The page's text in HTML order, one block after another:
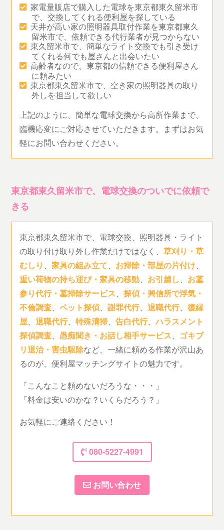
家電量販店で購入した電球を東京都東久留米市
で、交換してくれる便利屋を探している
天井が高い家の照明器具取付作業を東京都東久
留米市で、依頼できる代行業者が見つからない
東久留米市で、簡単なライト交換でも引き受け
てくれる何でも屋さんと出会いたい
高齢者なので、東京都の信頼できる便利屋さん
に頼みたい
東京都東久留米市で、空き家の照明器具の取り
外しを担当して欲しい
上記のように、簡単な電球交換から高所作業まで、
臨機応変にご対応させていただきます。まずはお気
軽にお問い合わせください。
東京都東久留米市で、電球交換のついでに依頼で
きる
東京都東久留米市で、電球交換、照明器具・ライト
の取り付け取り外し作業だけではなく、草刈り・草
むしり 、家具の組み立て、 お掃除・部屋の片付け、
重い荷物の持ち運び・家具の移動、 お引越し、 お墓
参り代行・墓掃除サービス、探偵・興信所で浮気・
不倫調査、ペット探偵、謝罪代行、退職代行、復縁
屋、退職代行、特殊清掃、告白代行、ハラスメント
探偵調査、愚痴聞き・お話し相手サービス、 ゴキブ
リ退治・害虫駆除など、一緒に頼める作業が沢山あ
るのが、便利屋マッチングサイトの魅力です。
「こんなこと頼めないだろうな・・・」
「料金は安いのかな？いくらだろう？」
お気軽にご連絡ください！
080-5227-4991
お問い合わせ